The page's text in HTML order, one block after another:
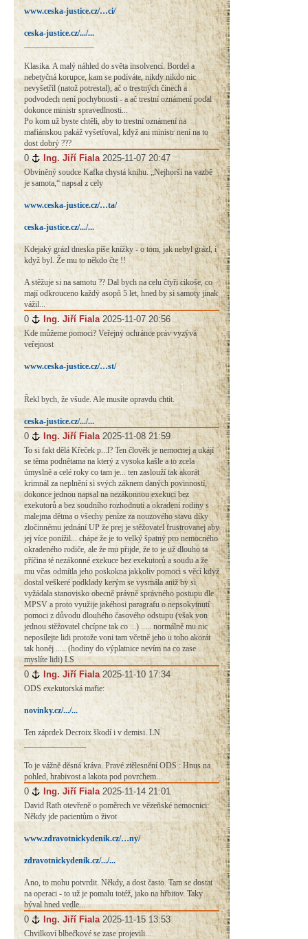
www.ceska-justice.cz/…ci/
ceska-justice.cz/.../...
Klasika. A malý náhled do světa insolvencí. Bordel a
nebetyčná korupce, kam se podíváte, nikdy nikdo nic
nevyšetřil (natož potrestal), ač o trestných činech a
podvodech není pochybnosti - a ač trestní oznámení podal
dokonce ministr spravedlnosti...
Po kom už byste chtěli, aby to trestní oznámení na
mafiánskou pakáž vyšetřoval, když ani ministr není na to
dost dobrý ???
0 # Ing. Jiří Fiala 2025-11-07 20:47
Obviněný soudce Kafka chystá knihu. „Nejhorší na vazbě
je samota,“ napsal z cely
www.ceska-justice.cz/…ta/
ceska-justice.cz/.../...
Kdejaký grázl dneska píše knížky - o tom, jak nebyl grázl, i
když byl. Že mu to někdo čte !!
A stěžuje si na samotu ?? Dal bych na celu čtyři cikoše, co
mají odkrouceno každý asopň 5 let, hned by si samoty jinak
vážil...
0 # Ing. Jiří Fiala 2025-11-07 20:56
Kde můžeme pomoci? Veřejný ochránce práv vyzývá
veřejnost
www.ceska-justice.cz/…st/
Řekl bych, že všude. Ale musíte opravdu chtít.
ceska-justice.cz/.../...
0 # Ing. Jiří Fiala 2025-11-08 21:59
To si fakt dělá Křeček p...l? Ten člověk je nemocnej a ukájí
se těma podnětama na který z vysoka kašle a to zcela
úmyslně a celé roky co tam je... ten zaslouží tak akorát
krimnál za neplnění si svých záknem daných povinností,
dokonce jednou napsal na nezákonnou exekuci bez
exekutorů a bez soudního rozhodnutí a okradení rodiny s
malejma dětma o všechy peníze za nouzového stavu díky
zločinnému jednání UP že prej je stěžovatel frustrovanej aby
jej více ponížil... chápe že je to velký špatný pro nemocného
okradeného rodiče, ale že mu přijde, že to je už dlouho ta
příčina té nezákonné exekuce bez exekutorů a soudu a že
mu včas odmítla jeho poskokna jakkoliv pomoci s věcí když
dostal veškeré podklady kerým se vysmála aniž by si
vyžádala stanovisko obecně právně správného postupu dle
MPSV a proto využije jakéhosi paragrafu o nepsokytnutí
pomoci z důvodu dlouhého časového odstupu (však von
jednou stěžovatel chcípne tak co ...) ..... normálně mu nic
neposílejte lidi protože voni tam včetně jeho u toho akorát
tak honěj ..... (hodiny do výplatnice nevím na co zase
myslíte lidi) LS
0 # Ing. Jiří Fiala 2025-11-10 17:34
ODS exekutorská mafie:
novinky.cz/.../...
Ten záprdek Decroix škodí i v demisi. LN
_______________
To je vážně děsná kráva. Pravé ztělesnění ODS : Hnus na
pohled, hrabivost a lakota pod povrchem...
0 # Ing. Jiří Fiala 2025-11-14 21:01
David Rath otevřeně o poměrech ve vězeňské nemocnici:
Někdy jde pacientům o život
www.zdravotnickydenik.cz/…ny/
zdravotnickydenik.cz/.../...
Ano, to mohu potvrdit. Někdy, a dost často. Tam se dostat
na operaci - to už je pomalu totéž, jako na hřbitov. Taky
býval hned vedle...
0 # Ing. Jiří Fiala 2025-11-15 13:53
Chvilkoví blbečkové se zase projevili...